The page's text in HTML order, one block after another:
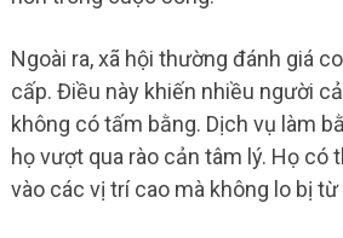
Ngoài ra, xã hội thường đánh giá
cấp. Điều này khiến nhiều người
không có tấm bằng. Dịch vụ làm
họ vượt qua rào cản tâm lý. Họ có
vào các vị trí cao mà không lo bị từ